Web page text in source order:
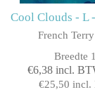
Cool Clouds - L
French
Breedte
€6,38 incl.
€25,50 incl.